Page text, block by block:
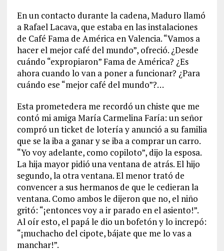
En un contacto durante la cadena, Maduro llamó
a Rafael Lacava, que estaba en las instalaciones
de Café Fama de América en Valencia. “Vamos a
hacer el mejor café del mundo”, ofreció. ¿Desde
cuándo “expropiaron” Fama de América? ¿Es
ahora cuando lo van a poner a funcionar? ¿Para
cuándo ese “mejor café del mundo”?…
Esta prometedera me recordó un chiste que me
contó mi amiga María Carmelina Faría: un señor
compró un ticket de lotería y anunció a su familia
que se la iba a ganar y se iba a comprar un carro.
“Yo voy adelante, como copiloto”, dijo la esposa.
La hija mayor pidió una ventana de atrás. El hijo
segundo, la otra ventana. El menor trató de
convencer a sus hermanos de que le cedieran la
ventana. Como ambos le dijeron que no, el niño
gritó: “¡entonces voy a ir parado en el asiento!”.
Al oír esto, el papá le dio un bofetón y lo increpó:
“¡muchacho del cipote, bájate que me lo vas a
manchar!”.